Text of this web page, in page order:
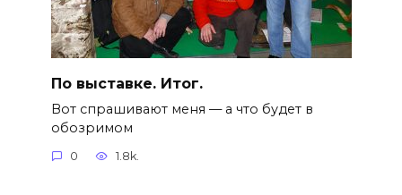
По выставке. Итог.
Вот спрашивают меня — а что будет в
обозримом
0 1.8k.